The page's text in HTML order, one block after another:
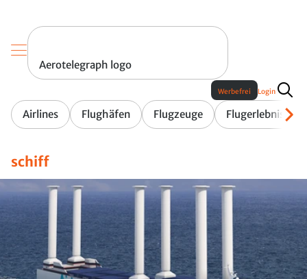
Aerotelegraph logo
Airlines Flughäfen Flugzeuge Flugerlebnis
Werbefrei Login
schiff